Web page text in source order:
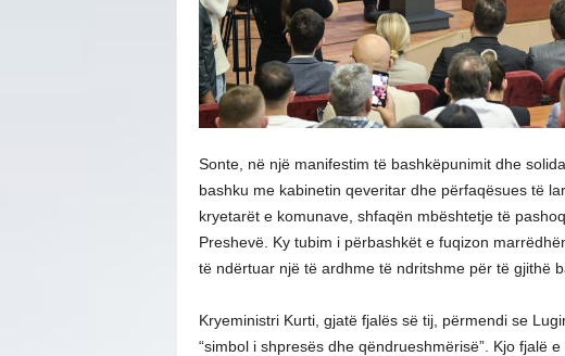
Sonte, në një manifestim të bashkëpunimit dhe
bashku me kabinetin qeveritar dhe përfaqësues të
kryetarët e komunave, shfaqën mbështetje të
Preshevë. Ky tubim i përbashkët e fuqizon
të ndërtuar një të ardhme të ndritshme për të gjithë
Kryeministri Kurti, gjatë fjalës së tij, përmendi se
“simbol i shpresës dhe qëndrueshmërisë”. Kjo fjalë